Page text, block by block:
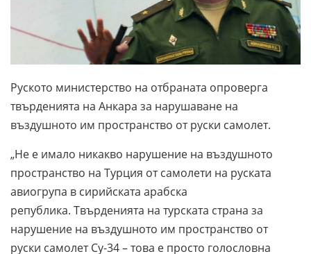
Руското министерство на отбраната опроверга
твърденията на Анкара за нарушаване на
въздушното им пространство от руски самолет.
„Не е имало никакво нарушение на въздушното
пространство на Турция от самолети на руската
авиогрупа в сирийската арабска
република. Твърденията на турската страна за
нарушение на въздушното им пространство от
руски самолет Су-34 – това е просто голословна